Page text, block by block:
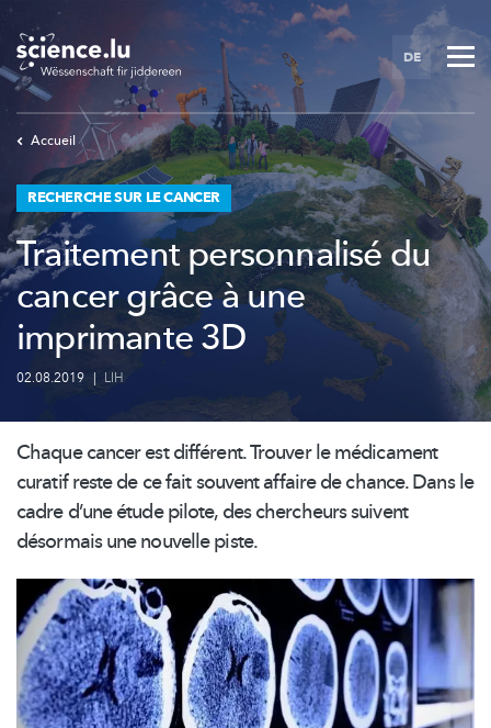
Skip
main
content
DE
Accueil
RECHERCHE SUR LE CANCER
Traitement personnalisé du
cancer grâce à une
imprimante 3D
02.08.2019 | LIH
Chaque cancer est différent. Trouver le médicament
curatif reste de ce fait souvent affaire de chance. Dans le
cadre d’une étude pilote, des chercheurs suivent
désormais une nouvelle piste.